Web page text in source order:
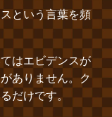
という言葉を頻
はエビデンスが
ありません。ク
だけです。